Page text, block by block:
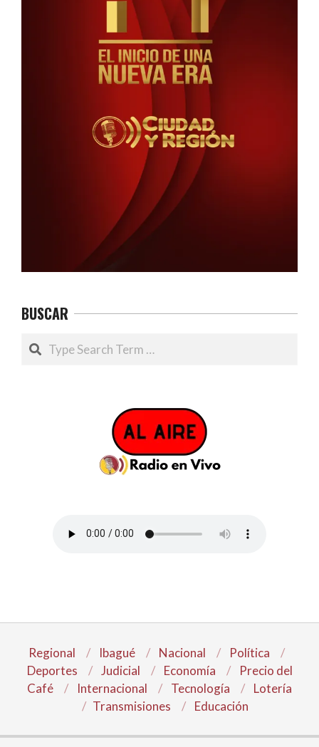
BUSCAR
Search
Regional Ibagué Nacional
Política
Deportes
Judicial Economía
Precio del
Café
Internacional Tecnología
Lotería
Transmisiones
Educación